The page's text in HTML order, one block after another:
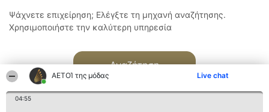
ΑΕΤΟΊ της μόδας Live chat
04:55
Ψάχνετε επιχείρηση; Ελέγξτε τη μηχανή αναζήτησης.
Χρησιμοποιήστε την καλύτερη υπηρεσία
Αναζήτηση